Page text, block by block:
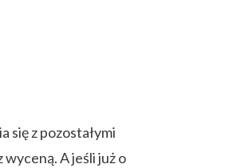
się z pozostałymi
A jeśli już o